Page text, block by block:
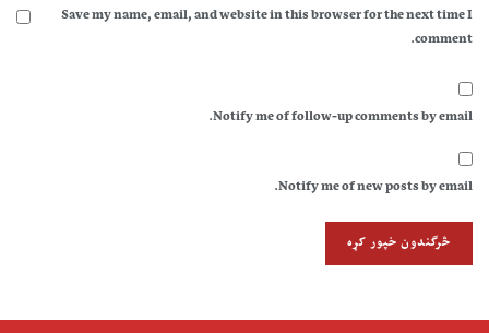
Save my name, email, and website in this browser for the next time I
comment.
Notify me of follow-up comments by email.
Notify me of new posts by email.